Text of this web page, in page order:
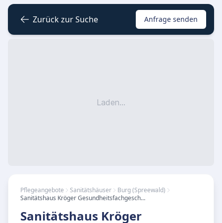
Zurück zur Suche Anfrage senden
Laden...
Pflegeangebote Sanitätshäuser
Burg (Spreewald)
Sanitätshaus Kröger Gesundheitsfachgeschäft
Sanitätshaus Kröger